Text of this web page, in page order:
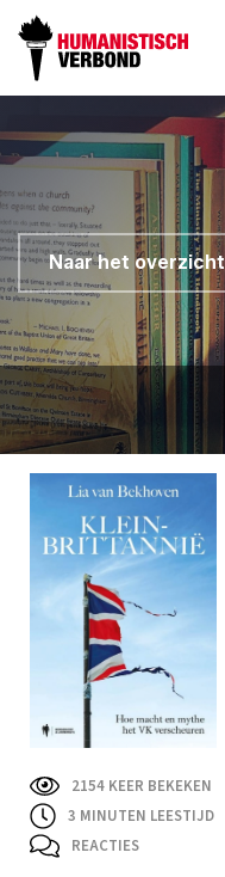
Naar het overzicht
2154 KEER BEKEKEN
3 MINUTEN LEESTIJD
REACTIES